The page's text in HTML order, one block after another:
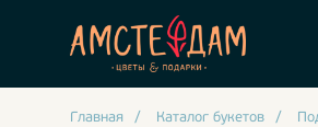
Главная / Каталог букетов /